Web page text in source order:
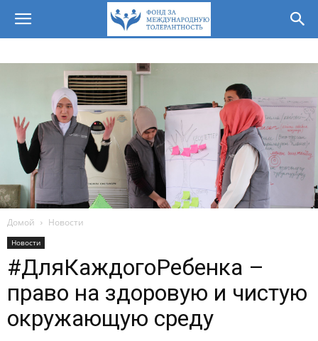
Домой Новости
Новости
#ДляКаждогоРебенка –
право на здоровую и чистую
окружающую среду